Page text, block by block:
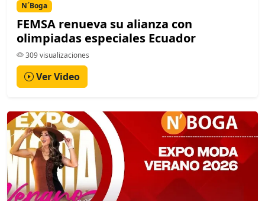
N´Boga
FEMSA renueva su alianza con
olimpiadas especiales Ecuador
309 visualizaciones
Ver Video